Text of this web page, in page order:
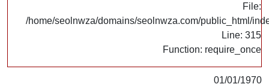
File:
/home/seolnwza/domains/seolnwza.com/public_html/
Line: 315
Function: require_once
01/01/1970